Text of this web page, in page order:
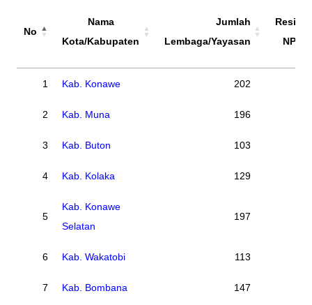
No
Nama
Kota/Kabupaten
Jumlah
Lembaga/Yayasan
Residu
NPYP
Nama
Jumlah
1 Kab. Konawe 202
2 Kab. Muna 196
3 Kab. Buton 103
4 Kab. Kolaka 129
5
Kab. Konawe
Selatan
197
6 Kab. Wakatobi 113
7 Kab. Bombana 147